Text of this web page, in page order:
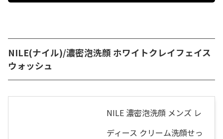
NILE(ナイル)/濃密泡洗顔 ホワイトクレイフェイス
ウォッシュ
NILE 濃密泡洗顔 メンズ レ
ディース クリーム洗顔せっ